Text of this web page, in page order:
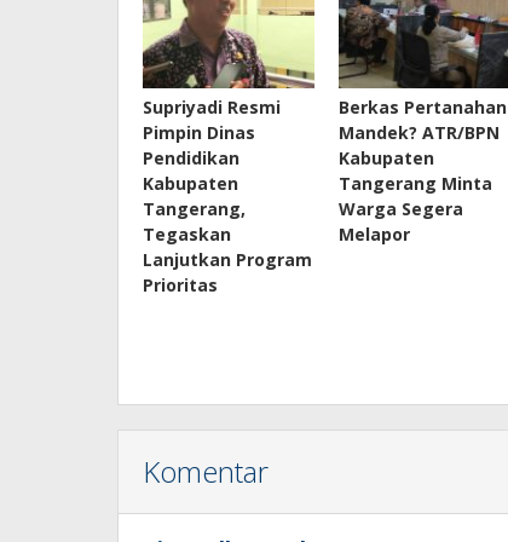
Supriyadi Resmi
Pimpin Dinas
Pendidikan
Kabupaten
Tangerang,
Tegaskan
Lanjutkan Program
Prioritas
Berkas Pertanahan
Mandek? ATR/BPN
Kabupaten
Tangerang Minta
Warga Segera
Melapor
Komentar